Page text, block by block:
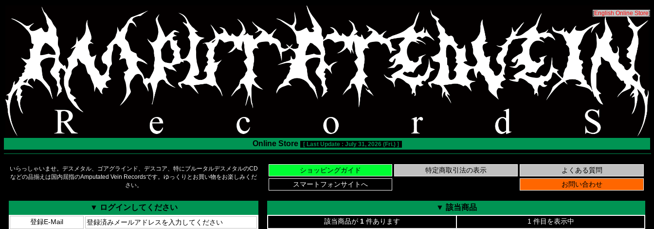
[English Online Store]
Online Store [ Last Update : July 31, 2026 (Fri.) ]
いらっしゃいませ。デスメタル、ゴアグラインド、デスコア、特にブルータルデスメタルのCD
などの品揃えは国内屈指のAmputated Vein Recordsです。ゆっくりとお買い物をお楽しみくだ
さい。
▼ ログインしてください
登録E-Mail
▼ 該当商品
該当商品が 1 件あります 1 件目を表示中